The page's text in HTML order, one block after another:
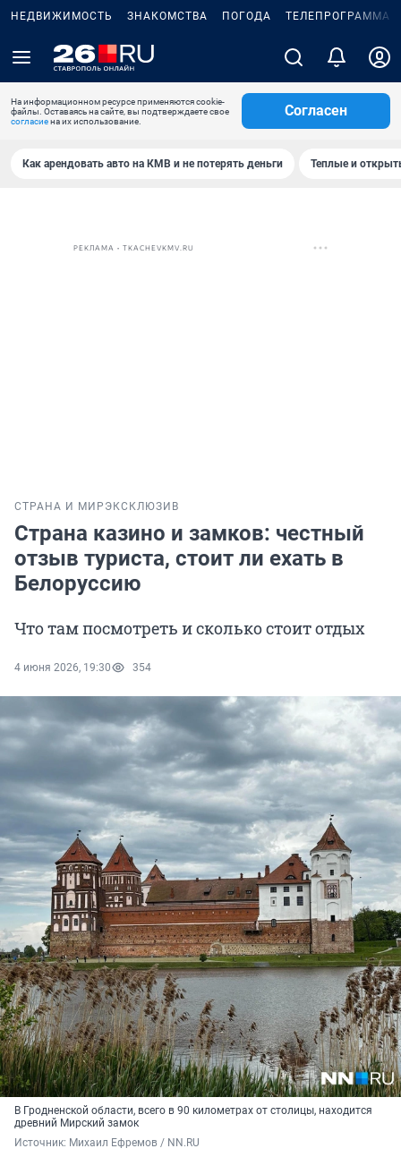
НЕДВИЖИМОСТЬ ЗНАКОМСТВА ПОГОДА ТЕЛЕПРОГРАММА
На информационном ресурсе применяются cookie-
файлы. Оставаясь на сайте, вы подтверждаете свое
согласиена их использование.
Согласен
Как арендовать авто на КМВ и не потерять деньги Теплые и
РЕКЛАМА • TKACHEVKMV.RU
СТРАНА И МИР ЭКСКЛЮЗИВ
Страна казино и замков: честный
отзыв туриста, стоит ли ехать в
Белоруссию
Что там посмотреть и сколько стоит отдых
4 июня 2026, 19:30 354
В Гродненской области, всего в 90 километрах от столицы, находится
древний Мирский замок
Источник: Михаил Ефремов / NN.RU